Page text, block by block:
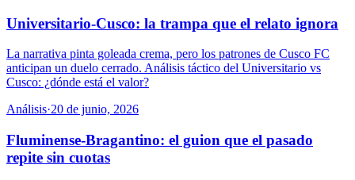
Universitario-Cusco: la trampa que el relato ignora
La narrativa pinta goleada crema, pero los patrones de Cusco FC
anticipan un duelo cerrado. Análisis táctico del Universitario vs
Cusco: ¿dónde está el valor?
Análisis·20 de junio, 2026
Fluminense-Bragantino: el guion que el pasado
repite sin cuotas